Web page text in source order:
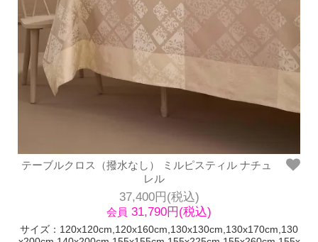
テーブルクロス（撥水なし） ミルピスティル ナチュ
レル
37,400円(税込)
会員 31,790円(税込)
サイズ：120x120cm,120x160cm,130x130cm,130x170cm,130